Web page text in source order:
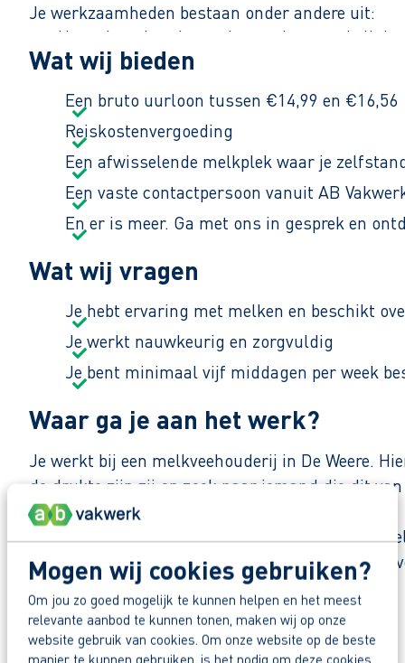
Mogen wij cookies gebruiken?
Om jou zo goed mogelijk te kunnen helpen en het meest
relevante aanbod te kunnen tonen, maken wij op onze
website gebruik van cookies. Om onze website op de beste
manier te kunnen gebruiken, is het nodig om deze cookies
Je werkzaamheden bestaan onder andere uit:
Het schoonhouden en instrooien van de
Het ophalen en begeleiden van de koeien
Het signaleren van afwijkingen en
Het nemen van passende maatregelen,
Het netjes achterlaten van de melkstal voor
Je werkt in ieder geval van maandag t/m
gewenst is uitbreiding van uren overdag
Wat wij bieden
Een bruto uurloon tussen €14,99 en €16,56
Reiskostenvergoeding
Een afwisselende melkplek waar je
Een vaste contactpersoon vanuit AB
En er is meer. Ga met ons in gesprek en
Wat wij vragen
Je hebt ervaring met melken en beschikt
Je werkt nauwkeurig en zorgvuldig
Je bent minimaal vijf middagen per week
Waar ga je aan het werk?
Je werkt bij een melkveehouderij in De Weere.
de drukte zijn zij op zoek naar iemand die dit
Het is voor hen belangrijk om goede kwaliteit
niet alleen ervaring hebt met melken, maar ook
Zo maak je werk van jouw toekomst
Reageer nu op deze vacature. Al binnen 1
Deel deze vacature: